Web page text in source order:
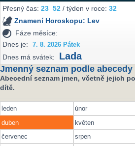
Přesný čas:23 52 / týden v roce:32
Znamení Horoskopu: Lev
Fáze měsíce:
Dnes je:
7. 8. 2026 Pátek
Dnes má svátek: Lada
Jmenný seznam podle abecedy
Abecední seznam jmen, včetně jejich
dítě.
leden únor
duben
květen
červenec
srpen